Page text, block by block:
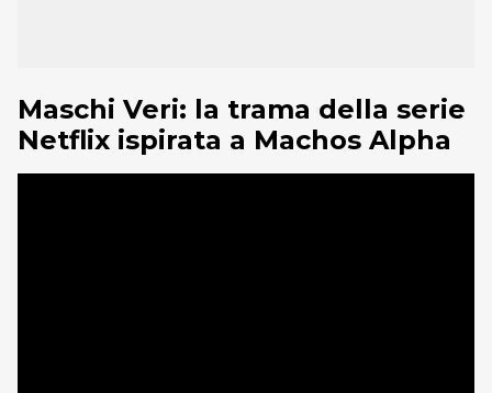
Maschi Veri: la trama della serie
Netflix ispirata a Machos Alpha